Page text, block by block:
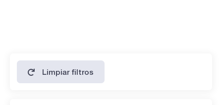
Limpiar filtros